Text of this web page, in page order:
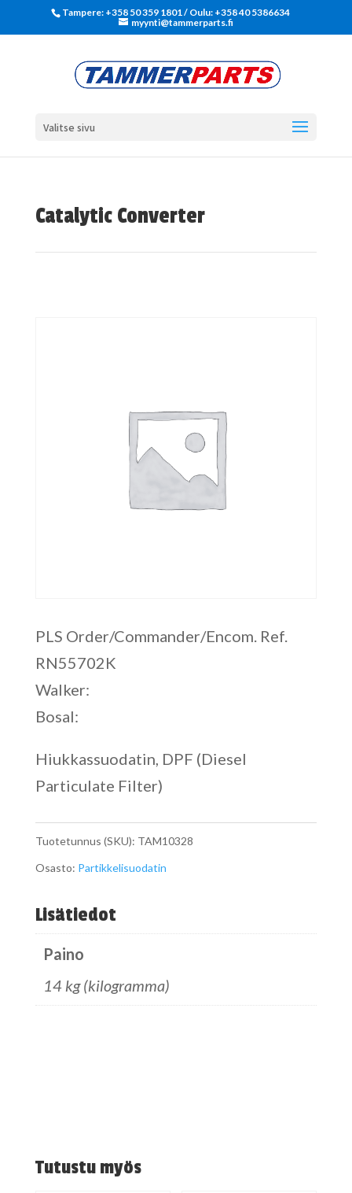
Tampere: +358 50 359 1801‬ / Oulu: +358 40 5386634
myynti@tammerparts.fi
Valitse sivu
Catalytic Converter
PLS Order/Commander/Encom. Ref.
RN55702K
Walker:
Bosal:
Hiukkassuodatin, DPF (Diesel
Particulate Filter)
Tuotetunnus (SKU): TAM10328
Osasto: Partikkelisuodatin
Lisätiedot
Paino
14 kg (kilogramma)
Tutustu myös